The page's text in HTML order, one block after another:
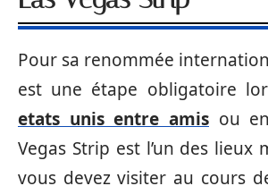
Pour sa renommée
est une étape obligatoire
etats unis entre amisou en
Vegas Strip est l’un des lieux
vous devez visiter au cours